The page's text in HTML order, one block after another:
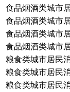
食品烟酒类城市
食品烟酒类城市
食品烟酒类城市
食品烟酒类城市
粮食类城市居民
粮食类城市居民
粮食类城市居民